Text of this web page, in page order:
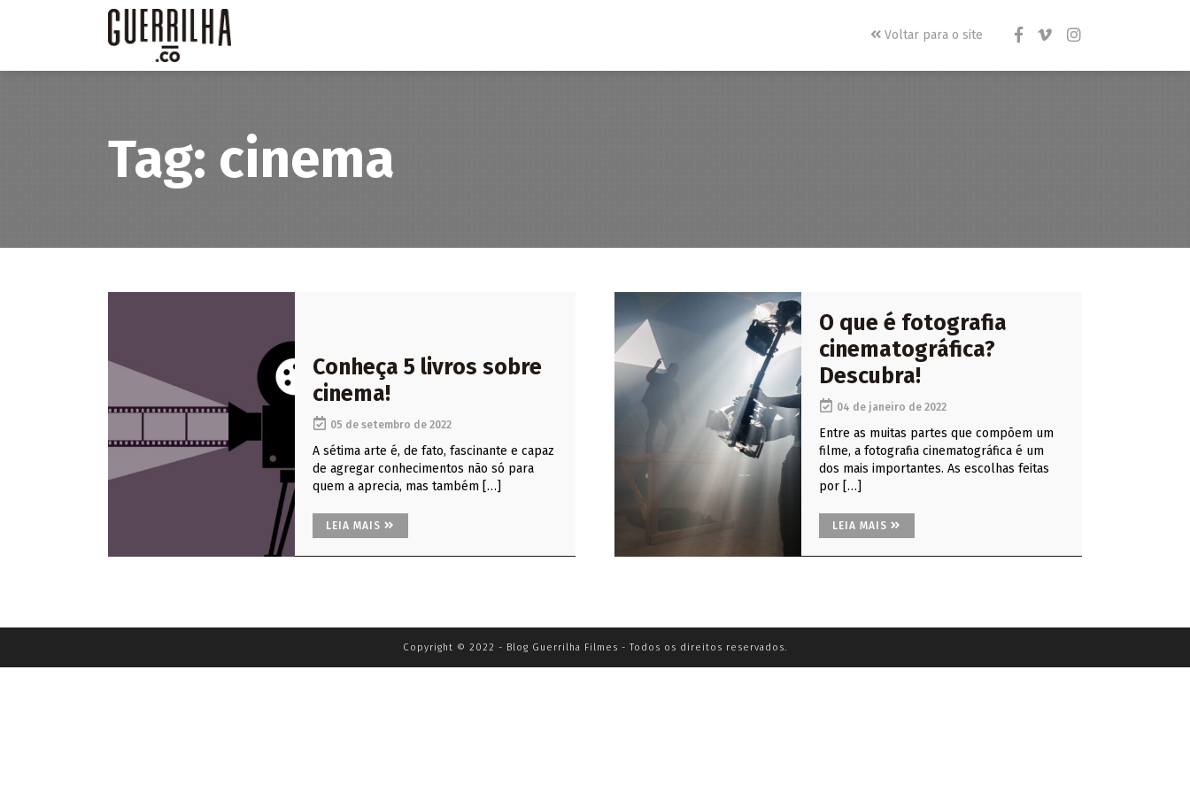
Voltar para o site
Tag: cinema
Conheça 5 livros sobre
cinema!
05 de setembro de 2022
A sétima arte é, de fato, fascinante e capaz
de agregar conhecimentos não só para
quem a aprecia, mas também […]
LEIA MAIS
O que é fotografia
cinematográfica?
Descubra!
04 de janeiro de 2022
Entre as muitas partes que compõem um
filme, a fotografia cinematográfica é um
dos mais importantes. As escolhas feitas
por […]
LEIA MAIS
Copyright © 2022 - Blog Guerrilha Filmes - Todos os direitos reservados.